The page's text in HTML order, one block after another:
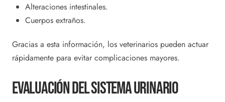
Alteraciones intestinales.
Cuerpos extraños.
Gracias a esta información, los veterinarios pueden actuar
rápidamente para evitar complicaciones mayores.
Evaluación Del Sistema Urinario